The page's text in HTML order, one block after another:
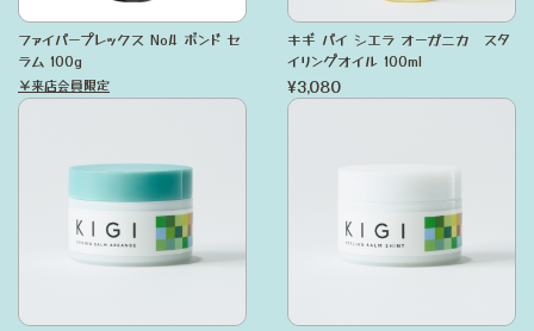
ファイバープレックス No.4 ボンド セ
ラム 100g
￥来店会員限定
キギ バイ シエラ オーガニカ スタ
イリングオイル 100ml
¥3,080